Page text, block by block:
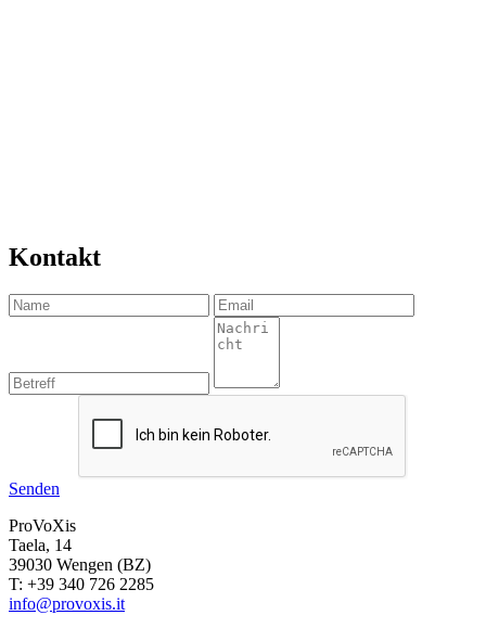
Kontakt
Senden
ProVoXis
Taela, 14
39030 Wengen (BZ)
T: +39 340 726 2285
info@provoxis.it